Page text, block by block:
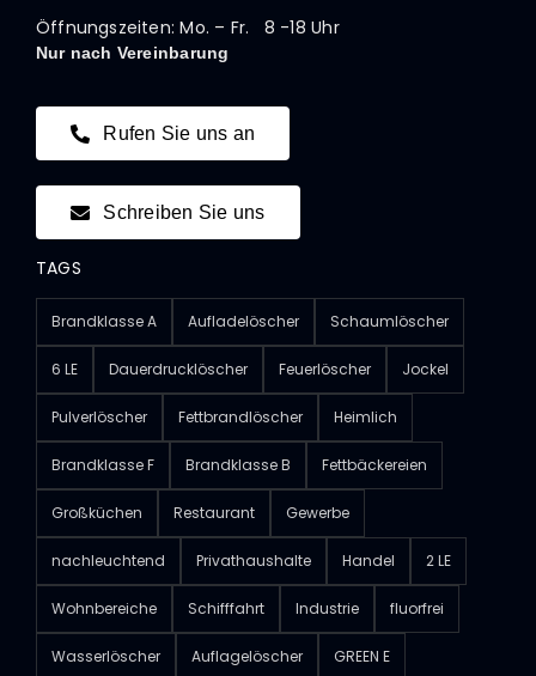
Öffnungszeiten: Mo. – Fr. 8 -18 Uhr
Nur nach Vereinbarung
Rufen Sie uns an
Schreiben Sie uns
TAGS
Brandklasse A Aufladelöscher Schaumlöscher
6 LE Dauerdrucklöscher Feuerlöscher Jockel
Pulverlöscher Fettbrandlöscher Heimlich
Brandklasse F Brandklasse B Fettbäckereien
Großküchen Restaurant Gewerbe
nachleuchtend Privathaushalte Handel 2 LE
Wohnbereiche Schifffahrt Industrie fluorfrei
Wasserlöscher Auflagelöscher GREEN E